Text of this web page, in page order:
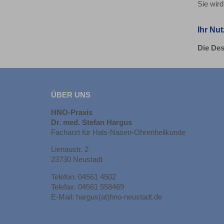
Sie
Ihr
Die
ÜBER UNS
HNO-Praxis
Dr. med. Stefan Hargus
Facharzt für Hals-Nasen-Ohrenheilkunde
Lienaustr. 2
23730 Neustadt
Telefon: 04561 4502
Telefax: 04561 558469
E-Mail: hargus(at)hno-neustadt.de